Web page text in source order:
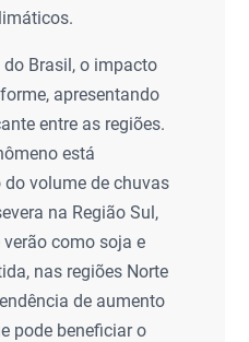
Brasil, o impacto
apresentando
entre as regiões.
está
volume de chuvas
na Região Sul,
como soja e
nas regiões Norte
de aumento
pode beneficiar o